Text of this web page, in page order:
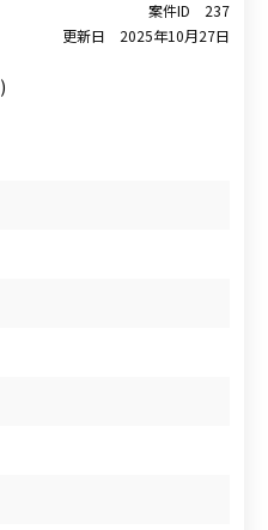
案件ID
237
更新日
2025年10月27日